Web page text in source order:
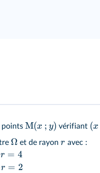
points M(x ; y) vérifiant (x
Ω et de rayon r avec :
r = 4
r = 2